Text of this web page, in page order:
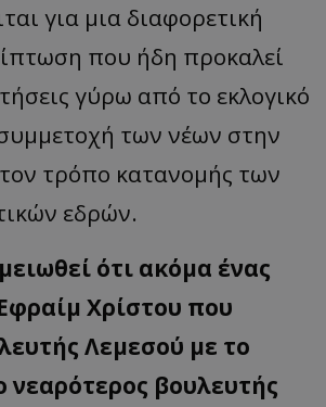
για μια διαφορετική
που ήδη προκαλεί
γύρω από το εκλογικό
των νέων στην
τον τρόπο κατανομής των
εδρών.
ότι ακόμα ένας
Χρίστου που
Λεμεσού με το
νεαρότερος βουλευτής